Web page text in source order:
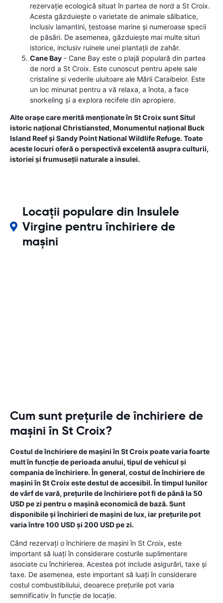
rezervație ecologică situat în partea de nord a St Croix.
Acesta găzduiește o varietate de animale sălbatice,
inclusiv lamantini, țestoase marine și numeroase specii
de păsări. De asemenea, găzduiește mai multe situri
istorice, inclusiv ruinele unei plantații de zahăr.
Cane Bay - Cane Bay este o plajă populară din partea
de nord a St Croix. Este cunoscut pentru apele sale
cristaline și vederile uluitoare ale Mării Caraibelor. Este
un loc minunat pentru a vă relaxa, a înota, a face
snorkeling și a explora recifele din apropiere.
Alte orașe care merită menționate în St Croix sunt Situl
istoric național Christiansted, Monumentul național Buck
Island Reef și Sandy Point National Wildlife Refuge. Toate
aceste locuri oferă o perspectivă excelentă asupra culturii,
istoriei și frumuseții naturale a insulei.
Locații populare din Insulele
Virgine pentru închiriere de
mașini
Cum sunt prețurile de închiriere de
mașini în St Croix?
Costul de închiriere de mașini în St Croix poate varia foarte
mult în funcție de perioada anului, tipul de vehicul și
compania de închiriere. În general, costul de închiriere de
mașini în St Croix este destul de accesibil. În timpul lunilor
de vârf de vară, prețurile de închiriere pot fi de până la 50
USD pe zi pentru o mașină economică de bază. Sunt
disponibile și închirieri de mașini de lux, iar prețurile pot
varia între 100 USD și 200 USD pe zi.
Când rezervați o închiriere de mașini în St Croix, este
important să luați în considerare costurile suplimentare
asociate cu închirierea. Acestea pot include asigurări, taxe și
taxe. De asemenea, este important să luați în considerare
costul combustibilului, deoarece prețurile pot varia
semnificativ în funcție de locație.